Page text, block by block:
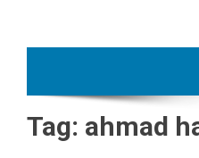
Tag: ahmad